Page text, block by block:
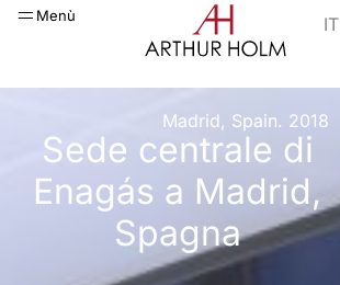
Menù IT
Madrid, Spain. 2018
Sede centrale di
Enagás a Madrid,
Spagna